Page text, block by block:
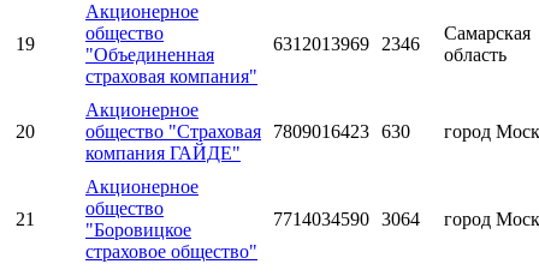
19
Акционерное
общество
"Объединенная
страховая компания"
6312013969 2346
Самарская
область
20
Акционерное
общество "Страховая
компания ГАЙДЕ"
7809016423 630 город
21
Акционерное
общество
"Боровицкое
страховое общество"
7714034590 3064 город